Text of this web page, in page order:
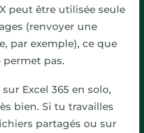
peut être utilisée seule
(renvoyer une
par exemple), ce que
permet pas.
Excel 365 en solo,
bien. Si tu travailles
partagés ou sur